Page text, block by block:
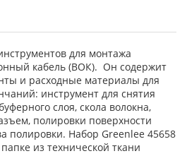
для монтажа
кабель (ВОК). Он содержит
и расходные материалы для
инструмент для снятия
слоя, скола волокна,
полировки поверхности
полировки. Набор Greenlee 45658
из технической ткани